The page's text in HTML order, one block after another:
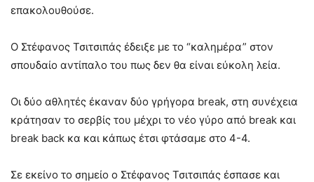
επακολουθούσε.
Ο Στέφανος Τσιτσιπάς έδειξε με το “καλημέρα” στον
σπουδαίο αντίπαλο του πως δεν θα είναι εύκολη λεία.
Οι δύο αθλητές έκαναν δύο γρήγορα break, στη συνέχεια
κράτησαν το σερβίς του μέχρι το νέο γύρο από break και
break back κα και κάπως έτσι φτάσαμε στο 4-4.
Σε εκείνο το σημείο ο Στέφανος Τσιτσιπάς έσπασε και